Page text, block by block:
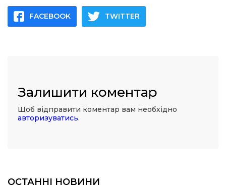
FACEBOOK TWITTER
Залишити коментар
Щоб відправити коментар вам необхідно
авторизуватись.
ОСТАННІ НОВИНИ